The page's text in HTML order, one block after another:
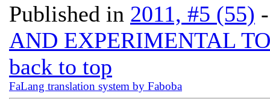
Published in 2011, #5 (55)
AND EXPERIMENTAL
back to top
FaLang translation system by Faboba